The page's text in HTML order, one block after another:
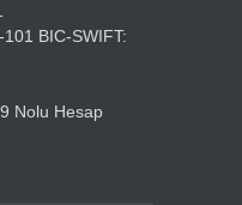
BIC-SWIFT:
Nolu Hesap